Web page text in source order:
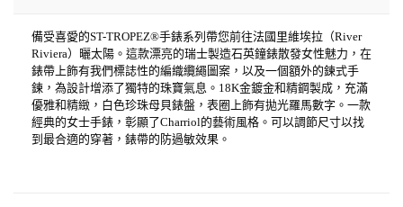
備受喜愛的ST-TROPEZ®手錶系列帶您前往法國里維埃拉（River
Riviera）曬太陽。這款漂亮的瑞士製造石英鐘錶散發女性魅力，在
錶帶上飾有我們標誌性的編織纜繩圖案，以及一個額外的鍊式手
鍊，為設計增添了獨特的珠寶氣息。18K金鍍金和精鋼製成，充滿
優雅和精緻，白色珍珠母貝錶盤，表圈上飾有拋光羅馬數字。一款
經典的女士手錶，彰顯了Charriol的藝術風格。可以調節尺寸以找
到最合適的穿著，錶帶的防過敏效果。